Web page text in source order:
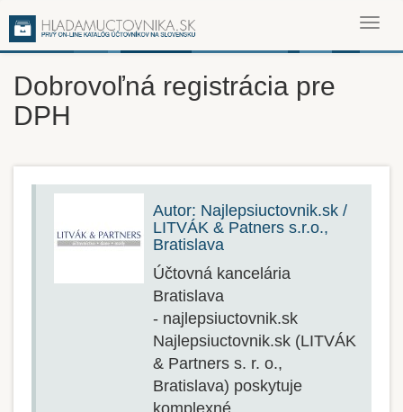
Dobrovoľná registrácia pre
DPH
Autor: Najlepsiuctovnik.sk /
LITVÁK & Patners s.r.o.,
Bratislava
Účtovná kancelária
Bratislava
- najlepsiuctovnik.sk
Najlepsiuctovnik.sk (LITVÁK
& Partners s. r. o.,
Bratislava) poskytuje
komplexné…